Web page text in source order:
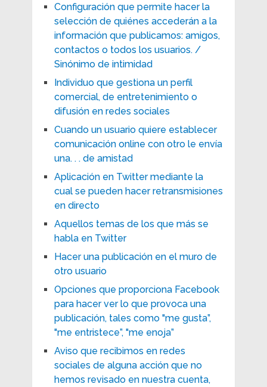
Configuración que permite hacer la
selección de quiénes accederán a la
información que publicamos: amigos,
contactos o todos los usuarios. /
Sinónimo de intimidad
Individuo que gestiona un perfil
comercial, de entretenimiento o
difusión en redes sociales
Cuando un usuario quiere establecer
comunicación online con otro le envía
una. . . de amistad
Aplicación en Twitter mediante la
cual se pueden hacer retransmisiones
en directo
Aquellos temas de los que más se
habla en Twitter
Hacer una publicación en el muro de
otro usuario
Opciones que proporciona Facebook
para hacer ver lo que provoca una
publicación, tales como "me gusta”,
"me entristece”, "me enoja”
Aviso que recibimos en redes
sociales de alguna acción que no
hemos revisado en nuestra cuenta,